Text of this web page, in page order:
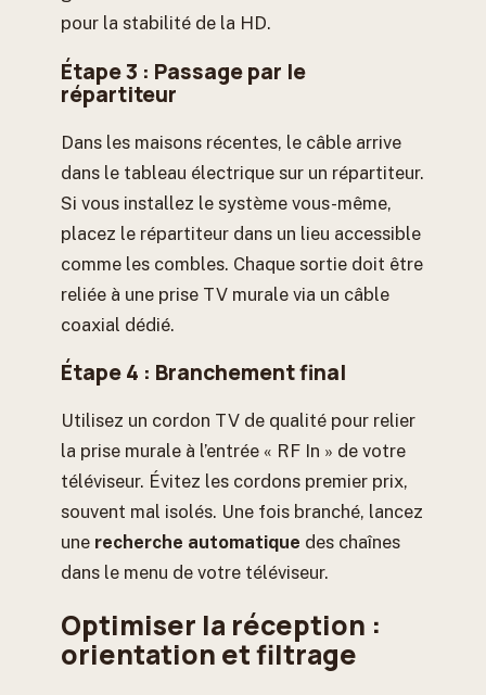
pour la stabilité de la HD.
Étape 3 : Passage par le
répartiteur
Dans les maisons récentes, le câble arrive
dans le tableau électrique sur un répartiteur.
Si vous installez le système vous-même,
placez le répartiteur dans un lieu accessible
comme les combles. Chaque sortie doit être
reliée à une prise TV murale via un câble
coaxial dédié.
Étape 4 : Branchement final
Utilisez un cordon TV de qualité pour relier
la prise murale à l’entrée « RF In » de votre
téléviseur. Évitez les cordons premier prix,
souvent mal isolés. Une fois branché, lancez
une recherche automatique des chaînes
dans le menu de votre téléviseur.
Optimiser la réception :
orientation et filtrage